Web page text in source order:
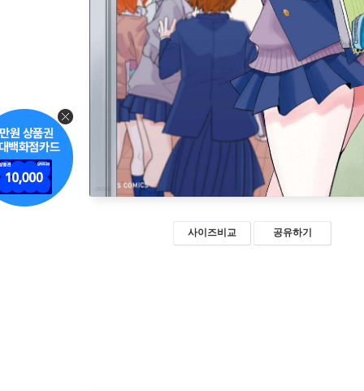
사이즈비교 공유하기